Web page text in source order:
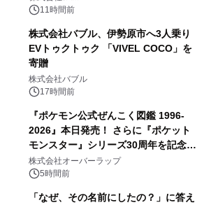
メニューが展開されます
11時間前
株式会社バブル、伊勢原市へ3人乗り
EVトゥクトゥク 「VIVEL COCO」を
寄贈
株式会社バブル
17時間前
『ポケモン公式ぜんこく図鑑 1996-
2026』本日発売！ さらに『ポケット
モンスター』シリーズ30周年を記念し
た画集『ポケットモンスター ビジュア
ルアートブック』の発売決定！ 2026
株式会社オーバーラップ
5時間前
「なぜ、その名前にしたの？」に答え